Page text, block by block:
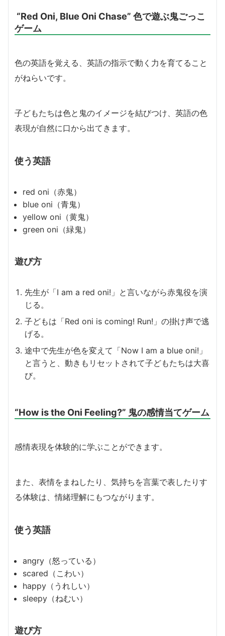
“Red Oni, Blue Oni Chase” 色で遊ぶ鬼ごっこ
ゲーム
色の英語を覚える、英語の指示で動く力を育てること
がねらいです。
子どもたちは色と鬼のイメージを結びつけ、英語の色
表現が自然に口から出てきます。
使う英語
red oni（赤鬼）
blue oni（青鬼）
yellow oni（黄鬼）
green oni（緑鬼）
遊び方
先生が「I am a red oni!」と言いながら赤鬼役を演
じる。
子どもは「Red oni is coming! Run!」の掛け声で逃
げる。
途中で先生が色を変えて「Now I am a blue oni!」
と言うと、動きもリセットされて子どもたちは大喜
び。
“How is the Oni Feeling?” 鬼の感情当てゲーム
感情表現を体験的に学ぶことができます。
また、表情をまねしたり、気持ちを言葉で表したりす
る体験は、情緒理解にもつながります。
使う英語
angry（怒っている）
scared（こわい）
happy（うれしい）
sleepy（ねむい）
遊び方